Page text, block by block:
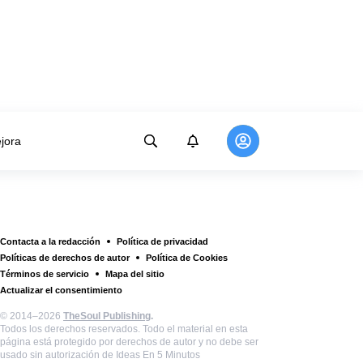
Contacta a la redacción
Política de privacidad
Políticas de derechos de autor
Política de Cookies
Términos de servicio
Mapa del sitio
Actualizar el consentimiento
© 2014–2026 TheSoul Publishing.
Todos los derechos reservados. Todo el material en esta
página está protegido por derechos de autor y no debe ser
usado sin autorización de Ideas En 5 Minutos